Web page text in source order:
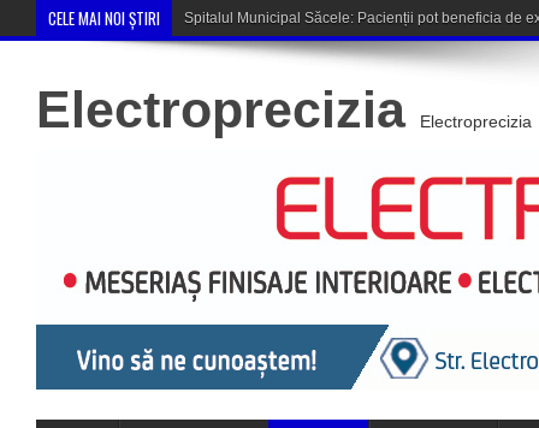
CELE MAI NOI ȘTIRI Cupa României: CSM Săcele întâlneșt
Electroprecizia Electroprecizia